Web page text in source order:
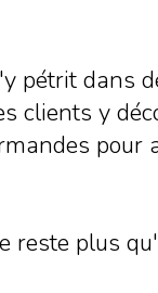
pétrit dans
clients y
pour
reste plus